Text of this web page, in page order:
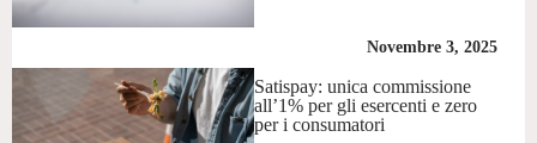
Novembre 3, 2025
Satispay: unica commissione
all’1% per gli esercenti e zero
per i consumatori